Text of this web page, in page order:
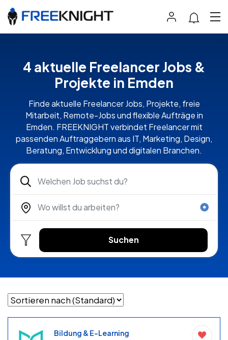
4 aktuelle Freelancer Jobs &
Projekte in Emden
Finde aktuelle Freelancer Jobs, Projekte, freie
Mitarbeit, Remote-Jobs und flexible Aufträge in
Emden. FREEKNIGHT verbindet Freelancer mit
passenden Auftraggebern aus IT, Marketing, Design,
Beratung, Entwicklung und digitalen Branchen.
Suchen
Bildung & E-Learning